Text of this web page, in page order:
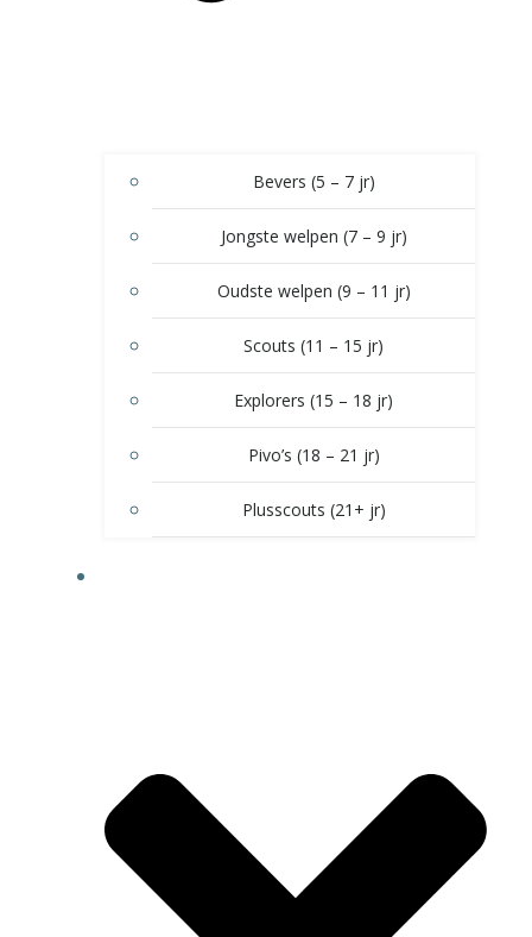
Bevers (5 – 7 jr)
Jongste welpen (7 – 9 jr)
Oudste welpen (9 – 11 jr)
Scouts (11 – 15 jr)
Explorers (15 – 18 jr)
Pivo’s (18 – 21 jr)
Plusscouts (21+ jr)